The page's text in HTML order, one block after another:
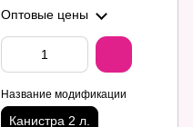
Оптовые цены
Название модификации
Канистра 2 л.